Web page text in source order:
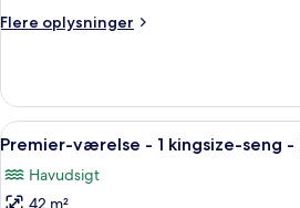
Flere oplysninger
Flere
-
havudsigt
(Casita)
Indlæs
alle
billeder
Et
5
Premier-værelse - 1 kingsize-seng -
Havudsigt
42 m²